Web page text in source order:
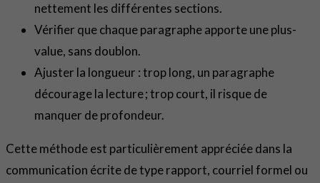
nettement les différentes sections.
Vérifier que chaque paragraphe apporte une plus-
value, sans doublon.
Ajuster la longueur : trop long, un paragraphe
décourage la lecture ; trop court, il risque de
manquer de profondeur.
Cette méthode est particulièrement appréciée dans la
communication écrite de type rapport, courriel formel ou